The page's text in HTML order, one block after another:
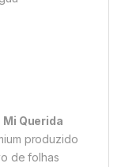
Querida
produzido
de folhas